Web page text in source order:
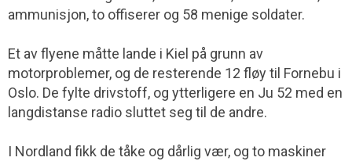
ammunisjon, to offiserer og 58 menige soldater.
Et av flyene måtte lande i Kiel på grunn av
motorproblemer, og de resterende 12 fløy til Fornebu i
Oslo. De fylte drivstoff, og ytterligere en Ju 52 med en
langdistanse radio sluttet seg til de andre.
I Nordland fikk de tåke og dårlig vær, og to maskiner